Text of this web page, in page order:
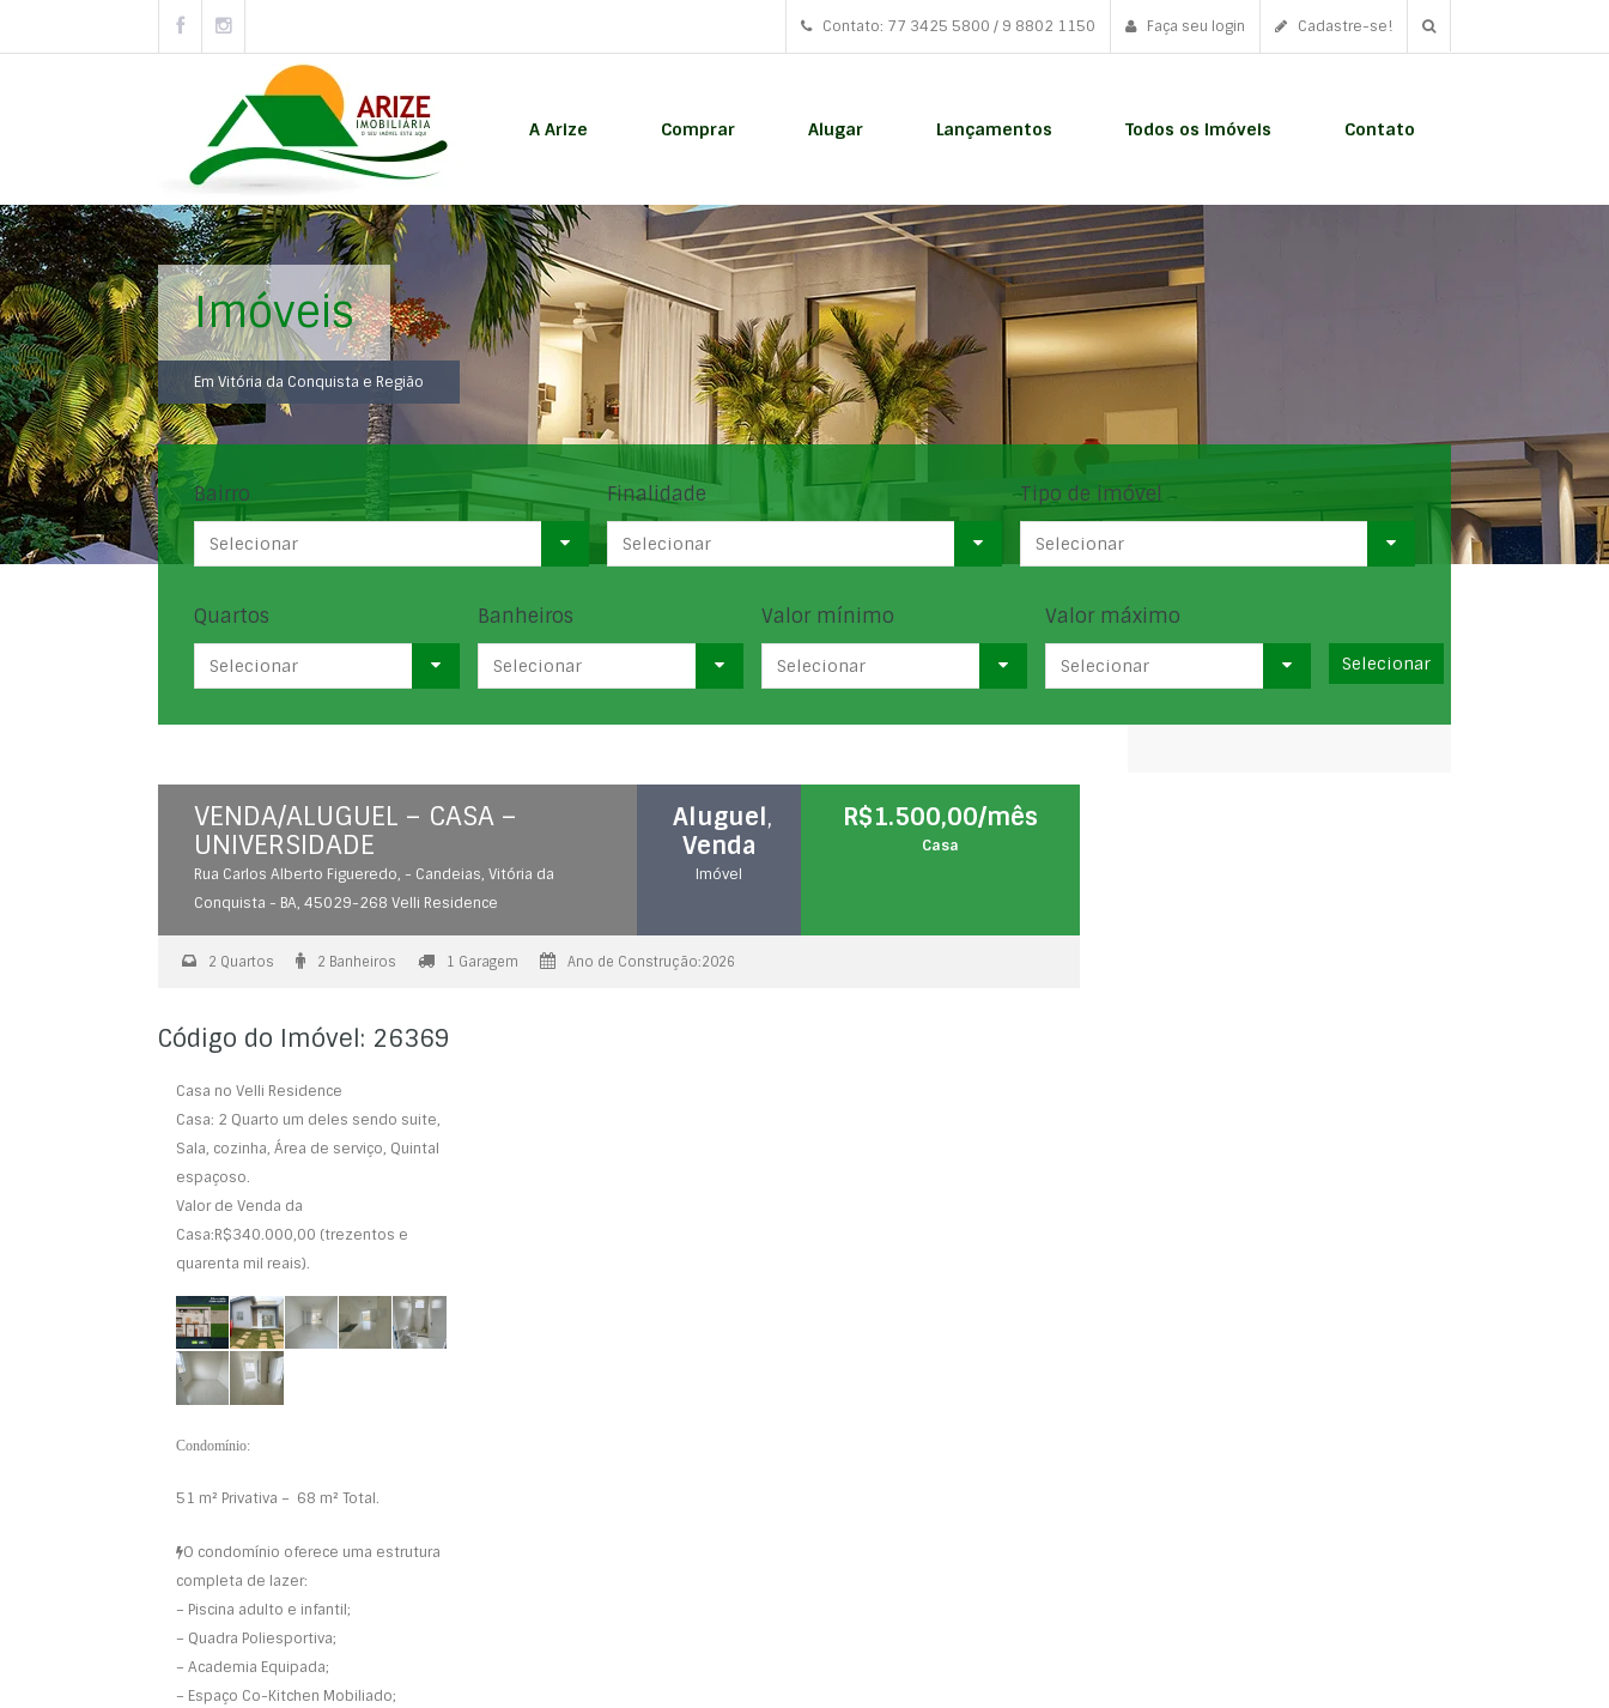
Contato: 77 3425 5800 / 9 8802 1150 Faça seu login Cadastre-se!
A Arize Comprar Alugar Lançamentos Todos os Imóveis Contato
Imóveis
Em Vitória da Conquista e Região
Bairro
Selecionar
Finalidade
Selecionar
Tipo de imóvel
Selecionar
Quartos
Selecionar
Banheiros
Selecionar
Valor mínimo
Selecionar
Valor máximo
Selecionar
VENDA/ALUGUEL – CASA –
UNIVERSIDADE
Rua Carlos Alberto Figueredo, - Candeias, Vitória da
Conquista - BA, 45029-268 Velli Residence
Aluguel,
Venda
Imóvel
R$1.500,00/mês
Casa
2 Quartos 2 Banheiros 1 Garagem Ano de Construção:2026
Código do Imóvel: 26369
Casa no Velli Residence
Casa: 2 Quarto um deles sendo suite,
Sala, cozinha, Área de serviço, Quintal
espaçoso.
Valor de Venda da
Casa:R$340.000,00 (trezentos e
quarenta mil reais).
Condomínio:
51 m² Privativa – 68 m² Total.
O condomínio oferece uma estrutura
completa de lazer:
– Piscina adulto e infantil;
– Quadra Poliesportiva;
– Academia Equipada;
– Espaço Co-Kitchen Mobiliado;